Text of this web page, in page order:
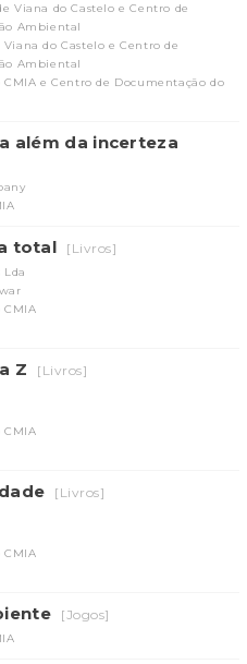
Viana do Castelo e Centro de
Ambiental
do Castelo e Centro de
Ambiental
CMIA e Centro de Documentação do
além da incerteza
total [Livros]
CMIA
Z [Livros]
CMIA
[Livros]
CMIA
[Jogos]